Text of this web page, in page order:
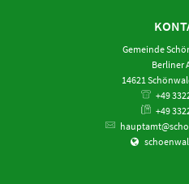
Gemeinde
Berliner
14621
+49
+49